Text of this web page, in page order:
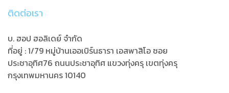
ติดต่อเรา
บ. ฮอป ฮอลิเดย์ จำกัด
ที่อยู่ : 1/79 หมู่บ้านเออเบิร์นธารา เอสพาสิโอ ซอย
ประชาอุทิศ76 ถนนประชาอุทิศ แขวงทุ่งครุ เขตทุ่งครุ
กรุงเทพมหานคร 10140